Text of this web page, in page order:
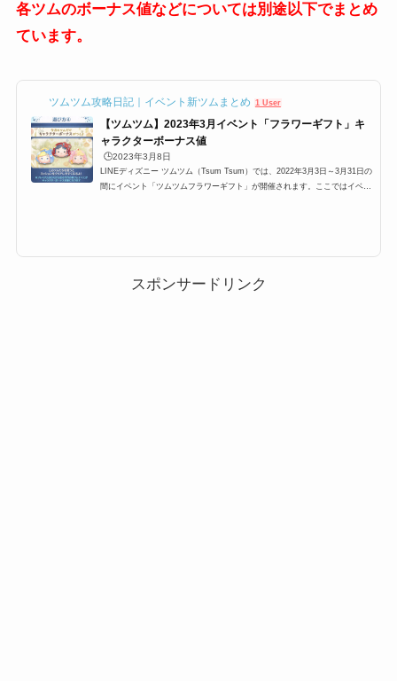
各ツムのボーナス値などについては別途以下でまとめ
ています。
ツムツム攻略日記｜イベント新ツムまとめ 1 User
【ツムツム】2023年3月イベント「フラワーギフト」キ
ャラクターボーナス値
🕒️2023年3月8日
LINEディズニー ツムツム（Tsum Tsum）では、2022年3月3日～3月31日の
間にイベント「ツムツムフラワーギフト」が開催されます。ここではイベン
ムツムフラワーギフトイベ...
スポンサードリンク